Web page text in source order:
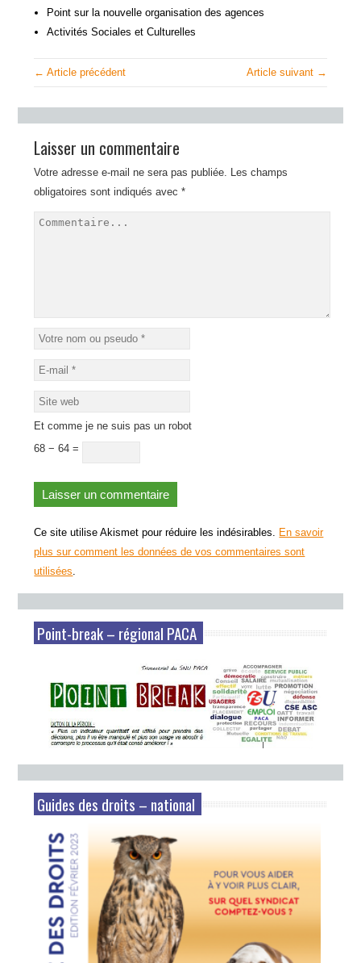
Point sur la nouvelle organisation des agences
Activités Sociales et Culturelles
← Article précédent Article suivant →
Laisser un commentaire
Votre adresse e-mail ne sera pas publiée. Les champs
obligatoires sont indiqués avec*
Et comme je ne suis pas un robot
68 − 64 =
Ce site utilise Akismet pour réduire les indésirables. En savoir
plus sur comment les données de vos commentaires sont
utilisées.
Point-break – régional PACA
Guides des droits – national